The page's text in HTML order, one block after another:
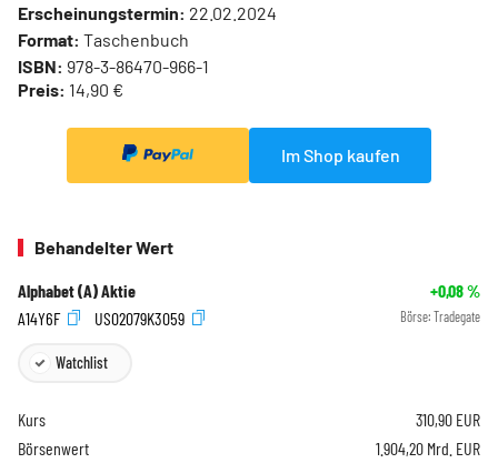
Erscheinungstermin: 22.02.2024
Format: Taschenbuch
ISBN: 978-3-86470-966-1
Preis: 14,90 €
Im Shop kaufen
Behandelter Wert
Alphabet (A) Aktie +0,08%
A14Y6F
US02079K3059 Börse: Tradegate
Watchlist
Kurs 310,90 EUR
Börsenwert
1.904,20 Mrd. EUR